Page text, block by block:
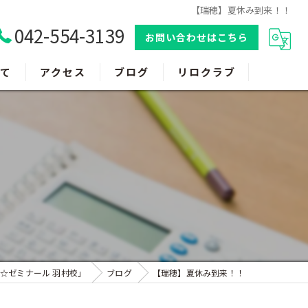
【瑞穂】夏休み到来！！
042-554-3139 お問い合わせはこちら
アクセス ブログ リロクラブ
ミナール 羽村校」 ブログ 【瑞穂】夏休み到来！！